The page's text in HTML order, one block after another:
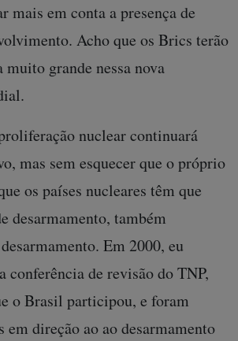
mais em conta a presença de
Acho que os Brics terão
grande nessa nova
nuclear continuará
mas sem esquecer que o próprio
os países nucleares têm que
desarmamento, também
Em 2000, eu
conferência de revisão do TNP,
o Brasil participou, e foram
em direção ao ao desarmamento